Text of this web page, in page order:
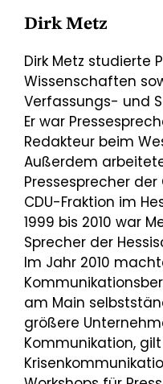
Dirk Metz
Dirk Metz studierte
Wissenschaften
Verfassungs- und
Er war
Redakteur beim
Außerdem
Pressesprecher der
CDU-Fraktion im
1999 bis 2010 war
Sprecher der
Im Jahr 2010
am Main
größere
Kommunikation,